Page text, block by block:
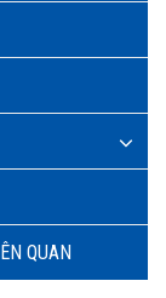
QUAN